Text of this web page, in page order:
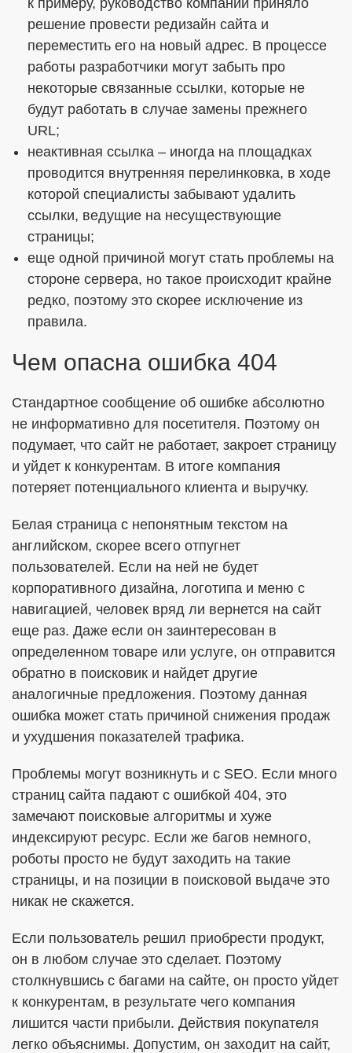
к примеру, руководство компании приняло
решение провести редизайн сайта и
переместить его на новый адрес. В процессе
работы разработчики могут забыть про
некоторые связанные ссылки, которые не
будут работать в случае замены прежнего
URL;
неактивная ссылка – иногда на площадках
проводится внутренняя перелинковка, в ходе
которой специалисты забывают удалить
ссылки, ведущие на несуществующие
страницы;
еще одной причиной могут стать проблемы на
стороне сервера, но такое происходит крайне
редко, поэтому это скорее исключение из
правила.
Чем опасна ошибка 404
Стандартное сообщение об ошибке абсолютно
не информативно для посетителя. Поэтому он
подумает, что сайт не работает, закроет страницу
и уйдет к конкурентам. В итоге компания
потеряет потенциального клиента и выручку.
Белая страница с непонятным текстом на
английском, скорее всего отпугнет
пользователей. Если на ней не будет
корпоративного дизайна, логотипа и меню с
навигацией, человек вряд ли вернется на сайт
еще раз. Даже если он заинтересован в
определенном товаре или услуге, он отправится
обратно в поисковик и найдет другие
аналогичные предложения. Поэтому данная
ошибка может стать причиной снижения продаж
и ухудшения показателей трафика.
Проблемы могут возникнуть и с SEO. Если много
страниц сайта падают с ошибкой 404, это
замечают поисковые алгоритмы и хуже
индексируют ресурс. Если же багов немного,
роботы просто не будут заходить на такие
страницы, и на позиции в поисковой выдаче это
никак не скажется.
Если пользователь решил приобрести продукт,
он в любом случае это сделает. Поэтому
столкнувшись с багами на сайте, он просто уйдет
к конкурентам, в результате чего компания
лишится части прибыли. Действия покупателя
легко объяснимы. Допустим, он заходит на сайт,